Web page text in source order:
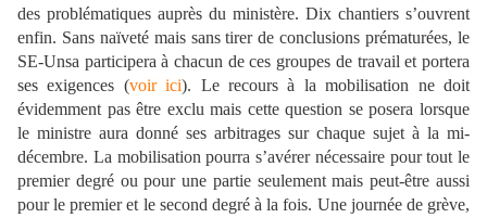
des problématiques auprès du ministère. Dix chantiers s’ouvrent
enfin. Sans naïveté mais sans tirer de conclusions prématurées, le
SE-Unsa participera à chacun de ces groupes de travail et portera
ses exigences (voir ici). Le recours à la mobilisation ne doit
évidemment pas être exclu mais cette question se posera lorsque
le ministre aura donné ses arbitrages sur chaque sujet à la mi-
décembre. La mobilisation pourra s’avérer nécessaire pour tout le
premier degré ou pour une partie seulement mais peut-être aussi
pour le premier et le second degré à la fois. Une journée de grève,